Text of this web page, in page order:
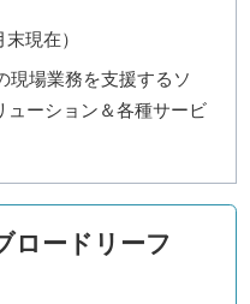
現在）
現場業務を支援するソ
ューション＆各種サービ
ロードリーフ